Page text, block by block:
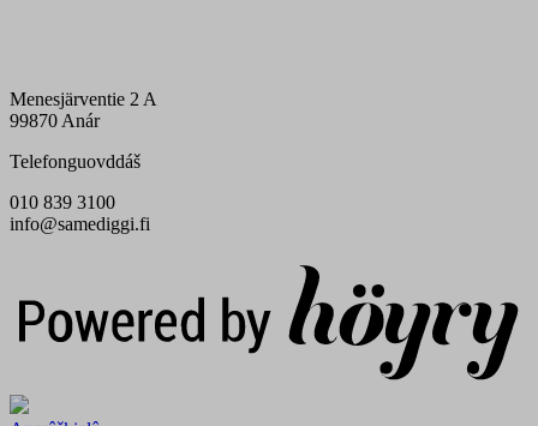
Menesjärventie 2 A
99870 Anár
Telefonguovddáš
010 839 3100
info@samediggi.fi